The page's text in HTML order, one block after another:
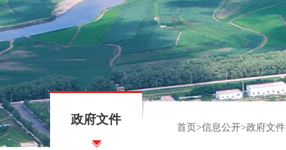
政府文件
首页 >信息公开>政府文件